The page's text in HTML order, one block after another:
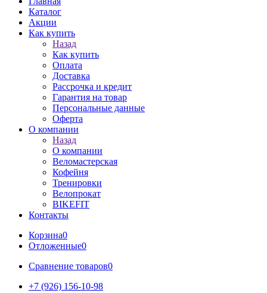
Каталог
Акции
Как купить
Назад
Как купить
Оплата
Доставка
Рассрочка и кредит
Гарантия на товар
Персональные данные
Оферта
О компании
Назад
О компании
Веломастерская
Кофейня
Тренировки
Велопрокат
BIKEFIT
Контакты
Корзина0
Отложенные0
Сравнение товаров0
+7 (926) 156-10-98